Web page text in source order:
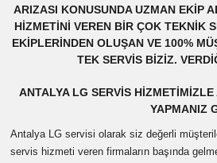
ARIZASI KONUSUNDA UZMAN EKIP
HIZMETINI VEREN BIR ÇOK TEKNIK
EKIPLERINDEN OLUŞAN VE 100%
TEK SERVIS BIZIZ.
ANTALYA LG SERVIS
YAPMANIZ
Antalya LG servisi olarak siz değerli
servis hizmeti veren firmaların başında